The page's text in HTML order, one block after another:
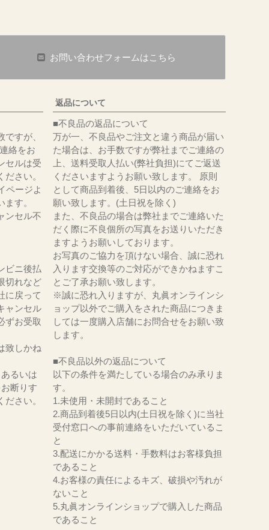
お問い合わせフォームはこちら
すが、
絡をお
セルは受
さい。
ページよ
す。
ンセル不
ビニ後払
切れなど
に戻って
ャンセル
ずお受取
致しかね
るいは
断りす
さい。
返品について
■不良品の返品について
万が一、不良品やご注文と違う商品が届い
た場合は、お手数ですが弊社までご連絡の
上、送料受取人払い(弊社負担)にてご返送
くださいますようお願い致します。 原則
として商品到着後、5日以内のご連絡をお
願い致します。(土日祝を除く)
また、不良品の場合は弊社までご連絡いた
だく際に不良個所の写真をお送りいただき
ますようお願いしております。
お写真のご協力を頂けない場合、誠に恐れ
入ります交換等のご対応ができかねますこ
とご了承お願い致します。
※誠に恐れ入りますが、丸眞オンラインシ
ョップ以外でご購入をされた商品につきま
しては一度購入店舗にお問合せをお願い致
します。
■不良品以外の返品について
以下の条件を満たしている場合のみ承りま
す。
1.未使用・未開封であること
2.商品到着後5日以内(土日祝を除く)に当社
受付窓口への事前連絡をいただいているこ
と
3.配送にかかる送料・手数料はお客様負担
であること
4.お客様の責任によるキズ、破損や汚れが
ないこと
5.丸眞オンラインショップで購入した商品
であること